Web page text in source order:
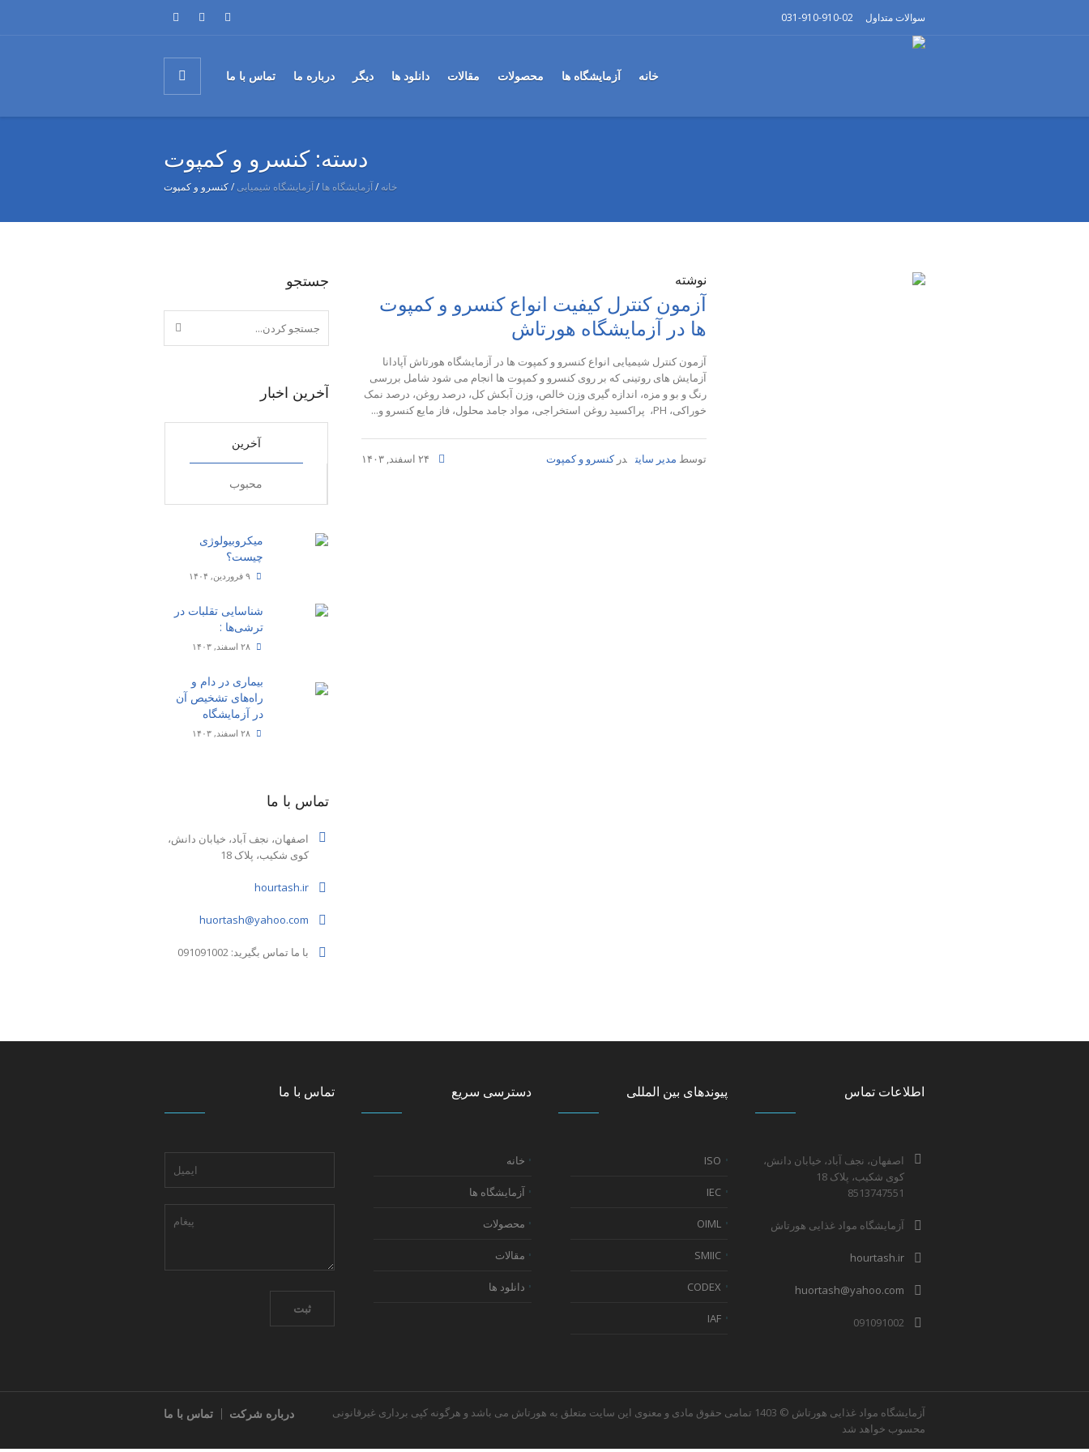
سوالات متداول 031-910-910-02
خانه آزمایشگاه ها محصولات مقالات دانلود ها دیگر درباره ما تماس با ما
دسته:کنسرو و کمپوت
خانه /آزمایشگاه ها /آزمایشگاه شیمیایی /کنسرو و کمپوت
نوشته
آزمون کنترل کیفیت انواع کنسرو و کمپوت
ها در آزمایشگاه هورتاش
آزمون کنترل شیمیایی انواع کنسرو و کمپوت ها در آزمایشگاه هورتاش آپادانا
آزمایش های روتینی که بر روی کنسرو و کمپوت ها انجام می شود شامل بررسی
رنگ و بو و مزه، اندازه گیری وزن خالص، وزن آبکش کل، درصد روغن، درصد نمک
خوراکی، PH، پراکسید روغن استخراجی، مواد جامد محلول، فاز مایع کنسرو و...
۲۴ اسفند, ۱۴۰۳ توسط مدیر سایت درکنسرو و کمپوت
جستجو
آخرین اخبار
آخرین
محبوب
میکروبیولوژی
چیست؟
۹ فروردین, ۱۴۰۴
شناسایی تقلبات در
ترشی‌ها :
۲۸ اسفند, ۱۴۰۳
بیماری‌ در دام و
راه‌های تشخیص آن
در آزمایشگاه
۲۸ اسفند, ۱۴۰۳
تماس با ما
اصفهان، نجف آباد، خیابان دانش،
کوی شکیب، پلاک 18
hourtash.ir
huortash@yahoo.com
با ما تماس بگیرید: 091091002
اطلاعات تماس
اصفهان، نجف آباد، خیابان دانش،
کوی شکیب، پلاک 18
8513747551
آزمایشگاه مواد غذایی هورتاش
hourtash.ir
huortash@yahoo.com
091091002
پیوندهای بین المللی
ISO
IEC
OIML
SMIIC
CODEX
IAF
دسترسی سریع
خانه
آزمایشگاه ها
محصولات
مقالات
دانلود ها
تماس با ما
درباره شرکت تماس با ما
آزمایشگاه مواد غذایی هورتاش © 1403 تمامی حقوق مادی و معنوی این سایت متعلق به هورتاش می باشد و هرگونه کپی برداری غیرقانونی
محسوب خواهد شد